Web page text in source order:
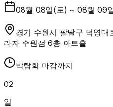
08월 08일(토) ~ 08월 09
경기 수원시 팔달구 덕영
라자 수원점 6층 아트홀
박람회 마감까지
02
일